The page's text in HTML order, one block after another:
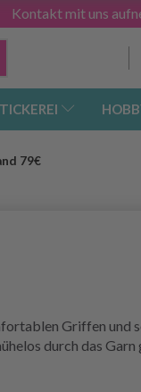
Kontakt mit uns
79€
Griffen und
durch das